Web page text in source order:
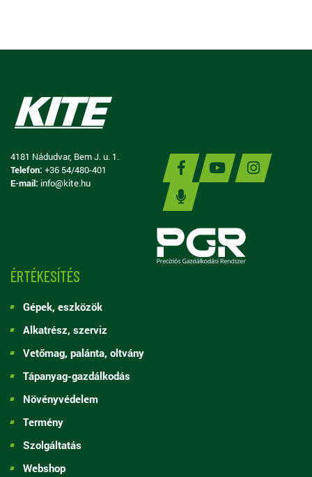
4181 Nádudvar, Bem J. u. 1.
Telefon: +36 54/480-401
E-mail: info@kite.hu
ÉRTÉKESÍTÉS
Gépek, eszközök
Alkatrész, szerviz
Vetőmag, palánta, oltvány
Tápanyag-gazdálkodás
Növényvédelem
Termény
Szolgáltatás
Webshop